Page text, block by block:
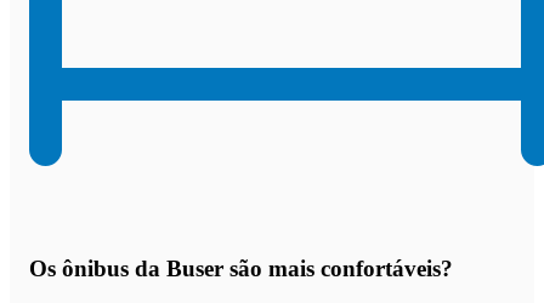
Os ônibus da Buser são mais confortáveis?